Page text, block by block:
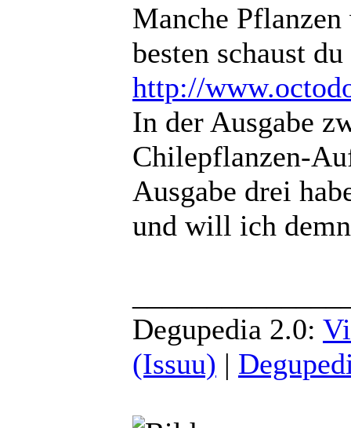
Manche
besten schaust
http://
In der Ausgabe
Chilepflanzen-
Ausgabe drei
und will ich
Degupedia 2.0:
(Issuu) |